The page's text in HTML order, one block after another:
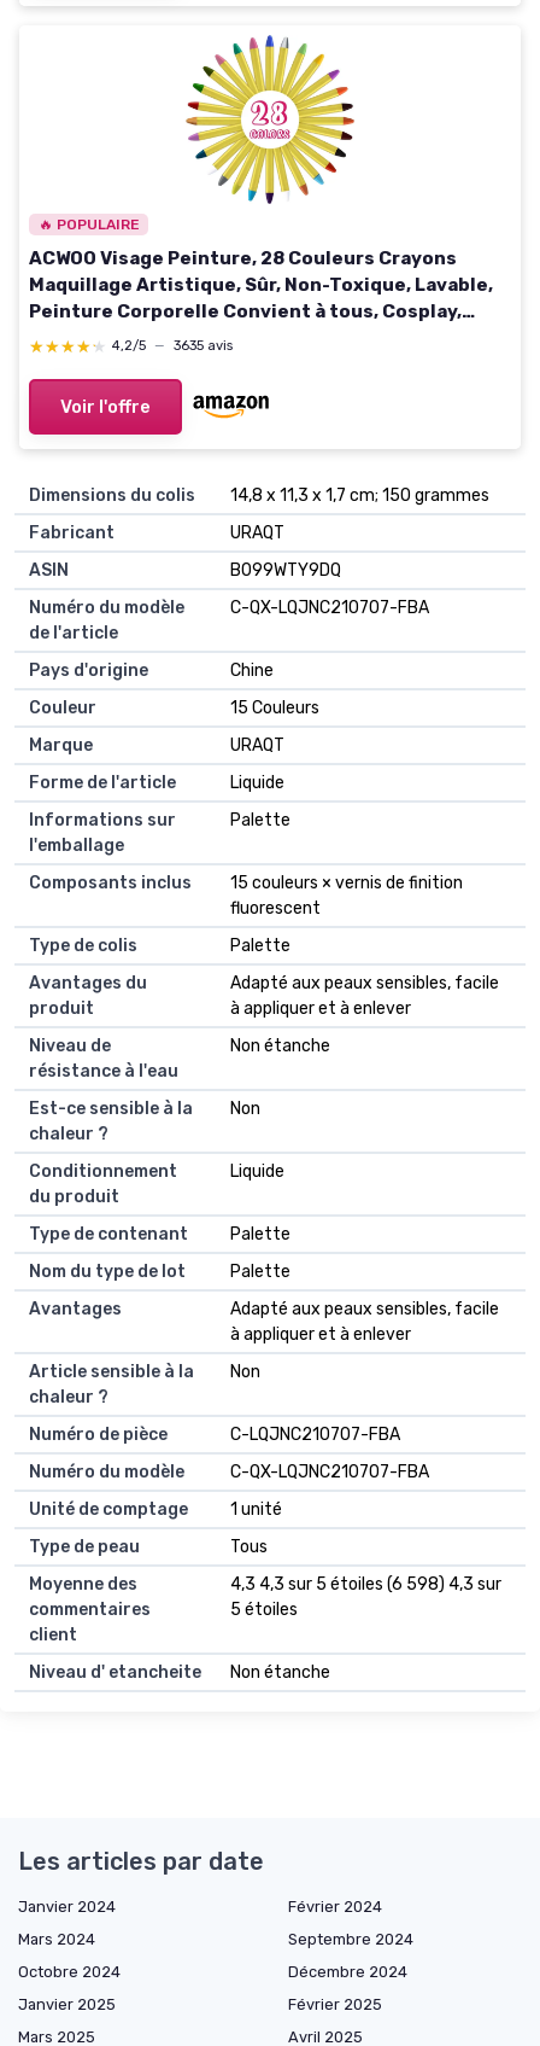
🔥 POPULAIRE
ACWOO Visage Peinture, 28 Couleurs Crayons
Maquillage Artistique, Sûr, Non-Toxique, Lavable,
Peinture Corporelle Convient à tous, Cosplay,
Carnaval, Anniversaire, Halloween, Pâques, Noël
★★★★★
★★★★★ 4,2/5 — 3635 avis
Voir l'offre
Dimensions du colis
14,8 x 11,3 x 1,7 cm; 150 grammes
Fabricant
URAQT
ASIN
B099WTY9DQ
Numéro du modèle
de l'article
C-QX-LQJNC210707-FBA
Pays d'origine
Chine
Couleur
15 Couleurs
Marque
URAQT
Forme de l'article
Liquide
Informations sur
l'emballage
Palette
Composants inclus
15 couleurs × vernis de finition
fluorescent
Type de colis
Palette
Avantages du
produit
Adapté aux peaux sensibles, facile
à appliquer et à enlever
Niveau de
résistance à l'eau
Non étanche
Est-ce sensible à la
chaleur ?
Non
Conditionnement
du produit
Liquide
Type de contenant
Palette
Nom du type de lot
Palette
Avantages
Adapté aux peaux sensibles, facile
à appliquer et à enlever
Article sensible à la
chaleur ?
Non
Numéro de pièce
C-LQJNC210707-FBA
Numéro du modèle
C-QX-LQJNC210707-FBA
Unité de comptage
1 unité
Type de peau
Tous
Moyenne des
commentaires
client
4,3 4,3 sur 5 étoiles (6 598) 4,3 sur
5 étoiles
Niveau d' etancheite Non étanche
Les articles par date
Janvier 2024
Février 2024
Mars 2024
Septembre 2024
Octobre 2024
Décembre 2024
Janvier 2025
Février 2025
Mars 2025
Avril 2025